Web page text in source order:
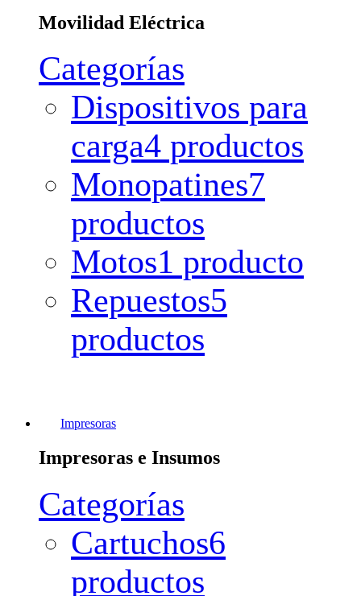
Movilidad Eléctrica
Categorías
Dispositivos para
carga4 productos
Monopatines7
productos
Motos1 producto
Repuestos5
productos
Impresoras
Impresoras e Insumos
Categorías
Cartuchos6
productos